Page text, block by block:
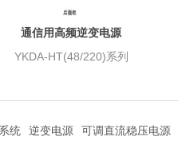
通信用高频逆变电源
YKDA-HT(48/220)系列
统 逆变电源 可调直流稳压电源